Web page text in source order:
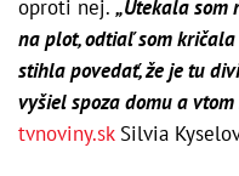
oproti nej. „Utekala som
na plot, odtiaľ som
stihla povedať, že je tu
vyšiel spoza domu a
tvnoviny.skSilvia